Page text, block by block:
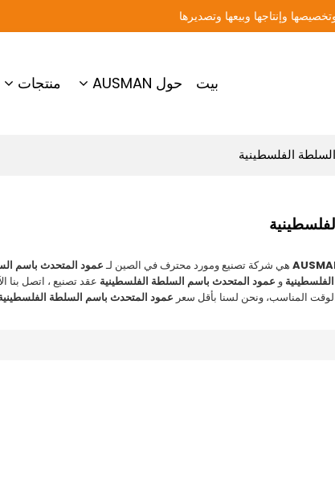
بيت حول AUSMAN منتجات
الفلسطينية
هي شركة تصنيع ومورد محترف في الصين لـعمود المتحدث باسم
و عمود المتحدث باسم السلطة الفلسطينية عقد تصنيع ، اتصل
المناسب، ونحن لسنا بأقل سعر عمود المتحدث باسم السلطة